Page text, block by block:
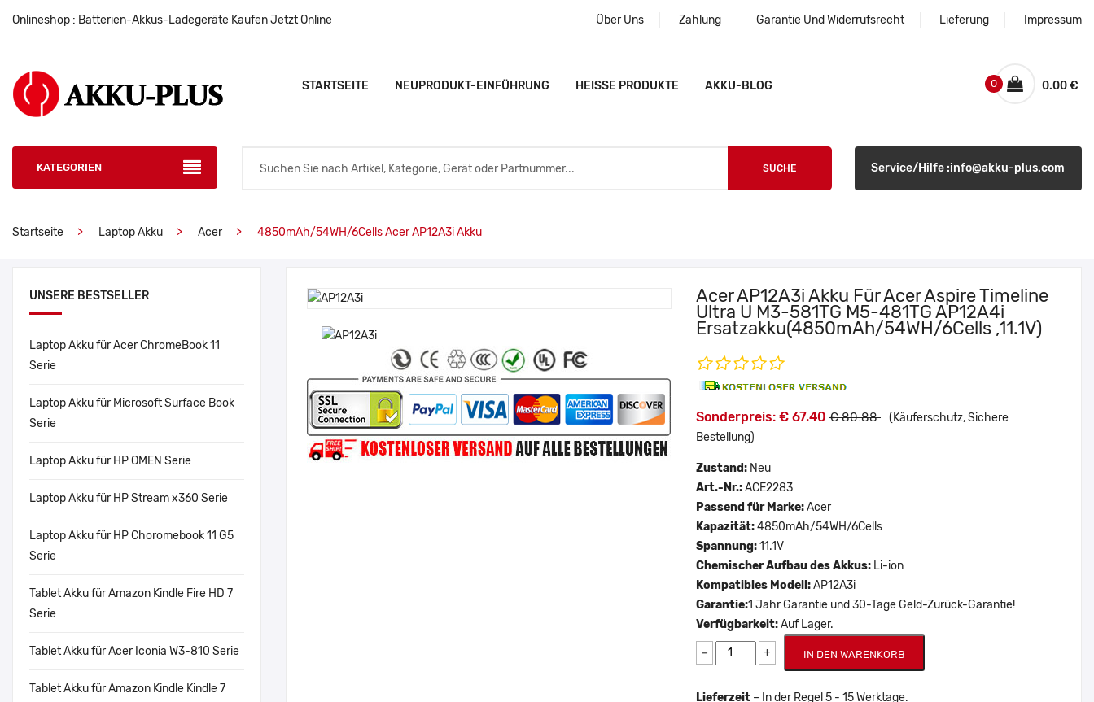
Onlineshop : Batterien-Akkus-Ladegeräte Kaufen Jetzt Online Über Uns Zahlung Garantie Und Widerrufsrecht Lieferung Impressum
STARTSEITE NEUPRODUKT-EINFÜHRUNG HEISSE PRODUKTE AKKU-BLOG 0.00 €
0
KATEGORIEN SUCHE Service/Hilfe :info@akku-plus.com
Startseite Laptop Akku Acer 4850mAh/54WH/6Cells Acer AP12A3i Akku
UNSERE BESTSELLER
Laptop Akku für Acer ChromeBook 11
Serie
Laptop Akku für Microsoft Surface Book
Serie
Laptop Akku für HP OMEN Serie
Laptop Akku für HP Stream x360 Serie
Laptop Akku für HP Choromebook 11 G5
Serie
Tablet Akku für Amazon Kindle Fire HD 7
Serie
Tablet Akku für Acer Iconia W3-810 Serie
Tablet Akku für Amazon Kindle Kindle 7
Acer AP12A3i Akku Für Acer Aspire Timeline
Ultra U M3-581TG M5-481TG AP12A4i
Ersatzakku(4850mAh/54WH/6Cells ,11.1V)
Sonderpreis: € 67.40 € 80.88 (Käuferschutz, Sichere
Bestellung)
Zustand: Neu
Art.-Nr.:ACE2283
Passend für Marke:Acer
Kapazität:4850mAh/54WH/6Cells
Spannung:11.1V
Chemischer Aufbau des Akkus: Li-ion
Kompatibles Modell:AP12A3i
Garantie:1 Jahr Garantie und 30-Tage Geld-Zurück-Garantie!
Verfügbarkeit:Auf Lager.
− + IN DEN WARENKORB
Lieferzeit – In der Regel 5 - 15 Werktage.